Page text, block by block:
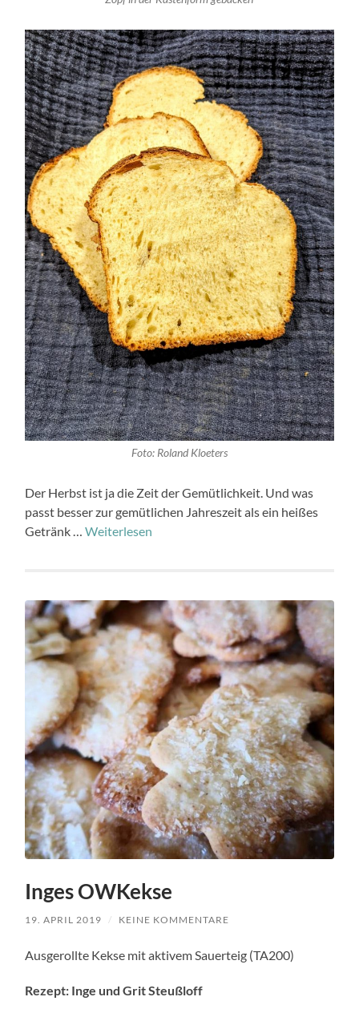
Foto: Roland Kloeters
Der Herbst ist ja die Zeit der Gemütlichkeit. Und was
passt besser zur gemütlichen Jahreszeit als ein heißes
Getränk …Weiterlesen
Inges OWKekse
19. APRIL 2019 / KEINE KOMMENTARE
Ausgerollte Kekse mit aktivem Sauerteig (TA200)
Rezept: Inge und Grit Steußloff